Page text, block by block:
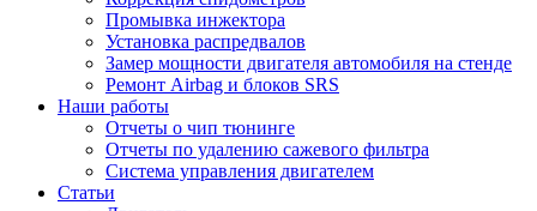
Промывка инжектора
Установка распредвалов
Замер мощности двигателя автомобиля на стенде
Ремонт Airbag и блоков SRS
Наши работы
Отчеты о чип тюнинге
Отчеты по удалению сажевого фильтра
Система управления двигателем
Статьи